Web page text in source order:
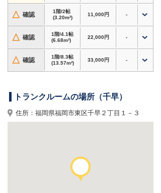
収納スペース確保に
・アウトドア用品・スポーツ用品・大型荷物の保
管にも対応
・24時間365日利用可、短期利用OK
ホームページからのお申込みで初期費用3,000円
割引！
福岡県福岡市東区千早周辺で格安トランクルー
とあ〜るコンテナ 千早へ！
△ 確認
1階/2帖
(3.20m²)
11,000円 -
△ 確認
1階/4.1帖
(6.68m²)
22,000円 -
△ 確認
1階/8.3帖
(13.57m²)
33,000円 -
トランクルームの場所（千早）
住所：福岡県福岡市東区千早２丁目１－３